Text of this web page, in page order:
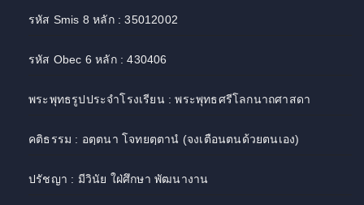
รหัส Smis 8 หลัก : 35012002
รหัส Obec 6 หลัก : 430406
พระพุทธรูปประจำโรงเรียน : พระพุทธศรีโลกนาถศาสดา
คติธรรม : อตฺตนา โจทยตฺตานํ (จงเตือนตนด้วยตนเอง)
ปรัชญา : มีวินัย ใฝ่ศึกษา พัฒนางาน